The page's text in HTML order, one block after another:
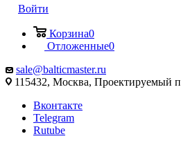
Войти
Корзина0
Отложенные0
sale@balticmaster.ru
115432, Москва, Проектируемый
Вконтакте
Telegram
Rutube